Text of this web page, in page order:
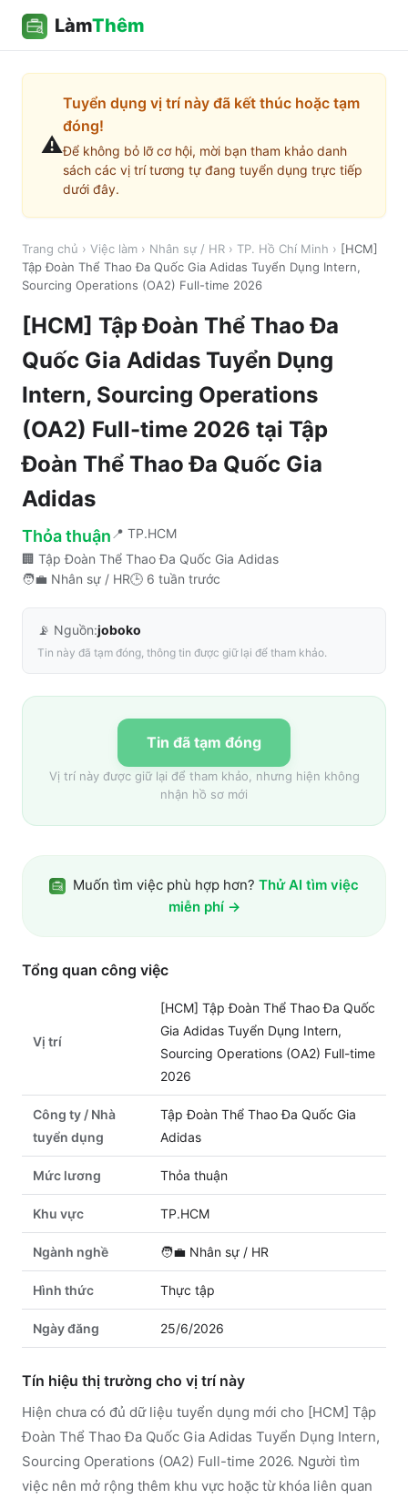
LàmThêm
⚠️
Tuyển dụng vị trí này đã kết thúc hoặc tạm
đóng!
Để không bỏ lỡ cơ hội, mời bạn tham khảo danh
sách các vị trí tương tự đang tuyển dụng trực tiếp
dưới đây.
Trang chủ › Việc làm › Nhân sự / HR › TP. Hồ Chí Minh › [HCM]
Tập Đoàn Thể Thao Đa Quốc Gia Adidas Tuyển Dụng Intern,
Sourcing Operations (OA2) Full-time 2026
[HCM] Tập Đoàn Thể Thao Đa
Quốc Gia Adidas Tuyển Dụng
Intern, Sourcing Operations
(OA2) Full-time 2026 tại Tập
Đoàn Thể Thao Đa Quốc Gia
Adidas
Thỏa thuận 📍 TP.HCM
🏢 Tập Đoàn Thể Thao Đa Quốc Gia Adidas
🧑‍💼 Nhân sự / HR🕒 6 tuần trước
📡 Nguồn:joboko
Tin này đã tạm đóng, thông tin được giữ lại để tham khảo.
Tin đã tạm đóng
Vị trí này được giữ lại để tham khảo, nhưng hiện không
nhận hồ sơ mới
Muốn tìm việc phù hợp hơn? Thử AI tìm việc
miễn phí →
Tổng quan công việc
Vị trí
[HCM] Tập Đoàn Thể Thao Đa Quốc
Gia Adidas Tuyển Dụng Intern,
Sourcing Operations (OA2) Full-time
2026
Công ty / Nhà
tuyển dụng
Tập Đoàn Thể Thao Đa Quốc Gia
Adidas
Mức lương Thỏa thuận
Khu vực TP.HCM
Ngành nghề 🧑‍💼 Nhân sự / HR
Hình thức Thực tập
Ngày đăng 25/6/2026
Tín hiệu thị trường cho vị trí này
Hiện chưa có đủ dữ liệu tuyển dụng mới cho [HCM] Tập
Đoàn Thể Thao Đa Quốc Gia Adidas Tuyển Dụng Intern,
Sourcing Operations (OA2) Full-time 2026. Người tìm
việc nên mở rộng thêm khu vực hoặc từ khóa liên quan